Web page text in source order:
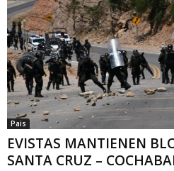
Pais
EVISTAS MANTIENEN
SANTA CRUZ –